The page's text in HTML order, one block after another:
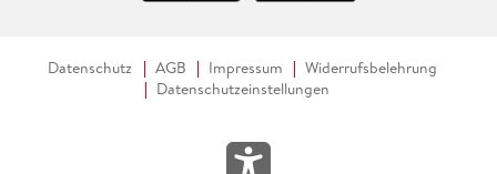
Datenschutz AGB Impressum
Widerrufsbelehrung
Datenschutzeinstellungen